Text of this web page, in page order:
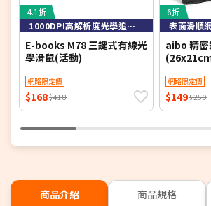
4.1折
1000DPI高解析度光學追蹤技術，定位精準
E-books M78 三鍵式有線光
學滑鼠(活動)
網路限定價
$168$418
6折
表面滑順
aibo 精密
網路限定價
$149$250
商品介紹 商品規格